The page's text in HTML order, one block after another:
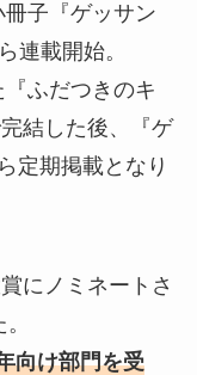
冊子『ゲッサン
連載開始。
『ふだつきのキ
結した後、『ゲ
定期掲載となり
にノミネートさ
向け部門を受